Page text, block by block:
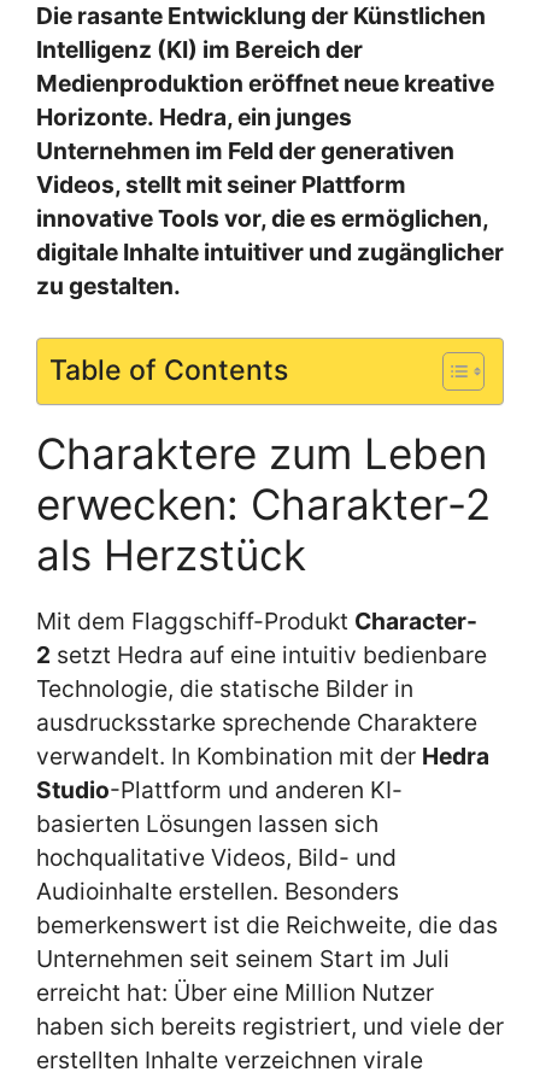
Die rasante Entwicklung der Künstlichen
Intelligenz (KI) im Bereich der
Medienproduktion eröffnet neue kreative
Horizonte. Hedra, ein junges
Unternehmen im Feld der generativen
Videos, stellt mit seiner Plattform
innovative Tools vor, die es ermöglichen,
digitale Inhalte intuitiver und zugänglicher
zu gestalten.
Table of Contents
Charaktere zum Leben
erwecken: Charakter-2
als Herzstück
Mit dem Flaggschiff-Produkt Character-
2 setzt Hedra auf eine intuitiv bedienbare
Technologie, die statische Bilder in
ausdrucksstarke sprechende Charaktere
verwandelt. In Kombination mit der Hedra
Studio-Plattform und anderen KI-
basierten Lösungen lassen sich
hochqualitative Videos, Bild- und
Audioinhalte erstellen. Besonders
bemerkenswert ist die Reichweite, die das
Unternehmen seit seinem Start im Juli
erreicht hat: Über eine Million Nutzer
haben sich bereits registriert, und viele der
erstellten Inhalte verzeichnen virale